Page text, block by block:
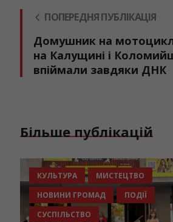
ПОПЕРЕДНЯ ПУБЛІКАЦІЯ
Домушник на
на Калущині і
впіймали завдяки ДНК
Більше публікацій
КУЛЬТУРА
НОВИНИ ГРОМАД
СУСПІЛЬСТВО